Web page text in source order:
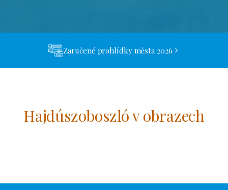
Zaručené prohlídky města 2026
Hajdúszoboszló v obrazech